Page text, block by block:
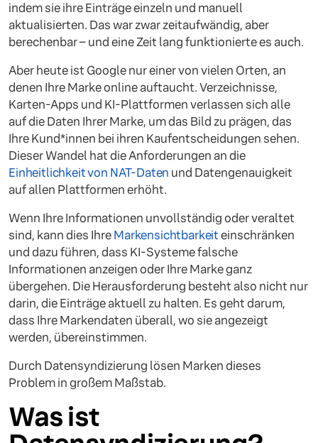
indem sie ihre Einträge einzeln und manuell
aktualisierten. Das war zwar zeitaufwändig, aber
berechenbar – und eine Zeit lang funktionierte es auch.
Aber heute ist Google nur einer von vielen Orten, an
denen Ihre Marke online auftaucht. Verzeichnisse,
Karten-Apps und KI-Plattformen verlassen sich alle
auf die Daten Ihrer Marke, um das Bild zu prägen, das
Ihre Kund*innen bei ihren Kaufentscheidungen sehen.
Dieser Wandel hat die Anforderungen an die
Einheitlichkeit von NAT-Daten und Datengenauigkeit
auf allen Plattformen erhöht.
Wenn Ihre Informationen unvollständig oder veraltet
sind, kann dies IhreMarkensichtbarkeiteinschränken
und dazu führen, dass KI-Systeme falsche
Informationen anzeigen oder Ihre Marke ganz
übergehen. Die Herausforderung besteht also nicht nur
darin, die Einträge aktuell zu halten. Es geht darum,
dass Ihre Markendaten überall, wo sie angezeigt
werden, übereinstimmen.
Durch Datensyndizierung lösen Marken dieses
Problem in großem Maßstab.
Was ist